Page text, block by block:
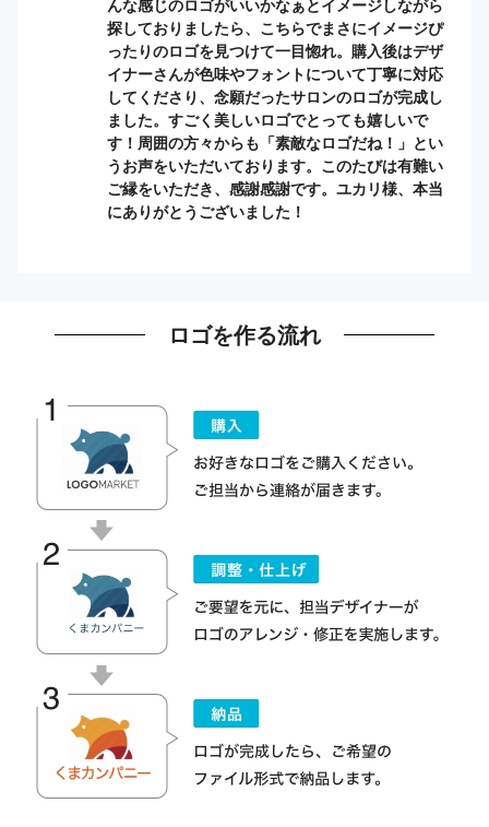
探しておりましたら、こちらでまさにイメージぴ
ったりのロゴを見つけて一目惚れ。購入後はデザ
イナーさんが色味やフォントについて丁寧に対応
してくださり、念願だったサロンのロゴが完成し
ました。すごく美しいロゴでとっても嬉しいで
す！周囲の方々からも「素敵なロゴだね！」とい
うお声をいただいております。このたびは有難い
ご縁をいただき、感謝感謝です。ユカリ様、本当
にありがとうございました！
ロゴを作る流れ